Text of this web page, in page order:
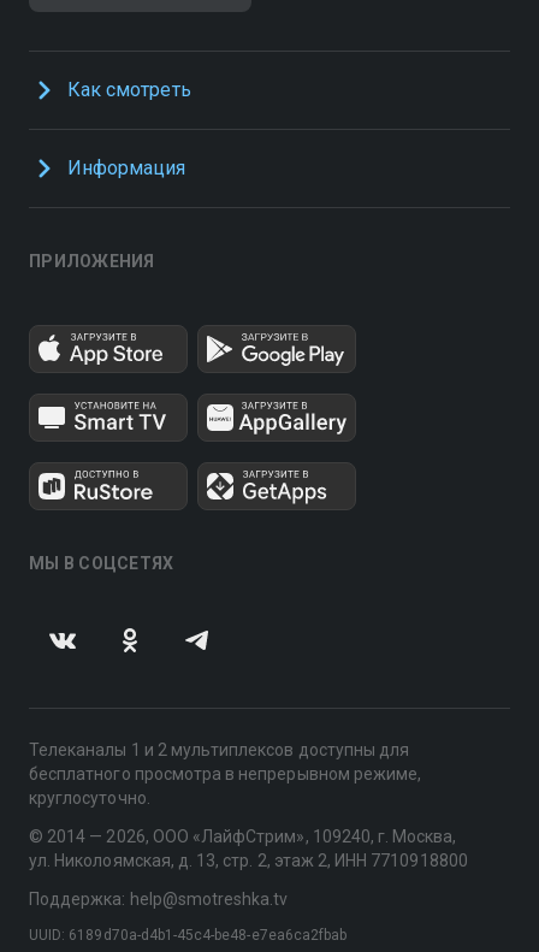
Как смотреть
Информация
ПРИЛОЖЕНИЯ
МЫ В СОЦСЕТЯХ
Телеканалы 1 и 2 мультиплексов доступны для
бесплатного просмотра в непрерывном режиме,
круглосуточно.
© 2014 — 2026, ООО «ЛайфСтрим», 109240, г. Москва,
ул. Николоямская, д. 13, стр. 2, этаж 2, ИНН 7710918800
Поддержка: help@smotreshka.tv
UUID: 6189d70a-d4b1-45c4-be48-e7ea6ca2fbab